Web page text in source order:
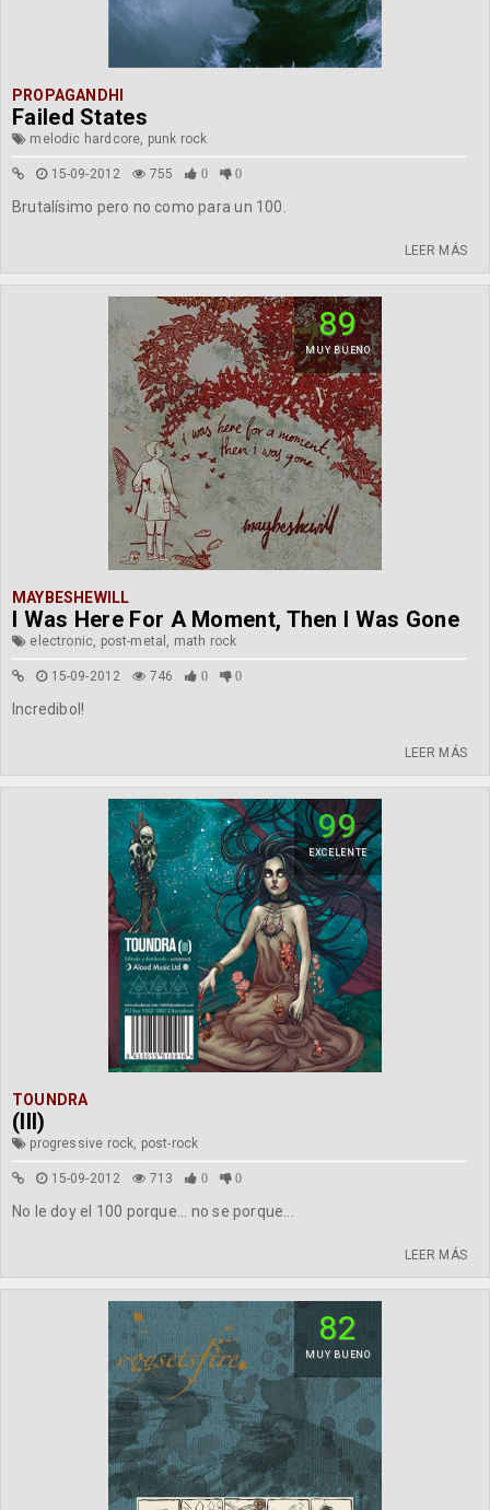
PROPAGANDHI
Failed States
melodic hardcore, punk rock
15-09-2012 755 0 0
Brutalísimo pero no como para un 100.
LEER MÁS
89
MUY BUENO
MAYBESHEWILL
I Was Here For A Moment, Then I Was Gone
electronic, post-metal, math rock
15-09-2012 746 0 0
Incredibol!
LEER MÁS
99
EXCELENTE
TOUNDRA
(III)
progressive rock, post-rock
15-09-2012 713 0 0
No le doy el 100 porque... no se porque...
LEER MÁS
82
MUY BUENO